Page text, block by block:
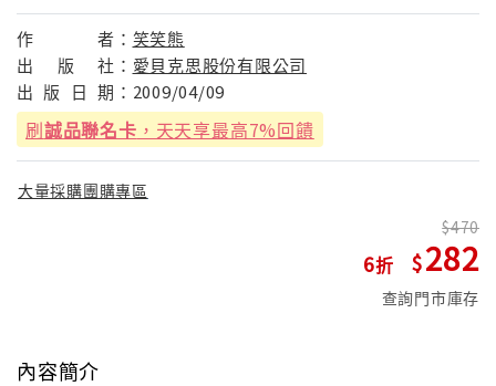
作 者： 笑笑熊
出
版 社： 愛貝克思股份有限公司
出 版 日 期： 2009/04/09
刷誠品聯名卡 ，天天享最高7%回饋
大量採購團購專區
6
470
282
查詢門市庫存
內容簡介